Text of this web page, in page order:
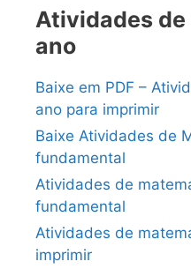
Atividades de
ano
Baixe em PDF –
ano para imprimir
Baixe Atividades de
fundamental
Atividades de
fundamental
Atividades de
imprimir